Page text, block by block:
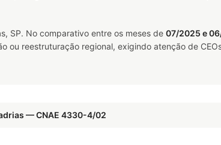
SP. No comparativo entre os meses de 07/2025 e
reestruturação regional, exigindo atenção de
— CNAE 4330-4/02